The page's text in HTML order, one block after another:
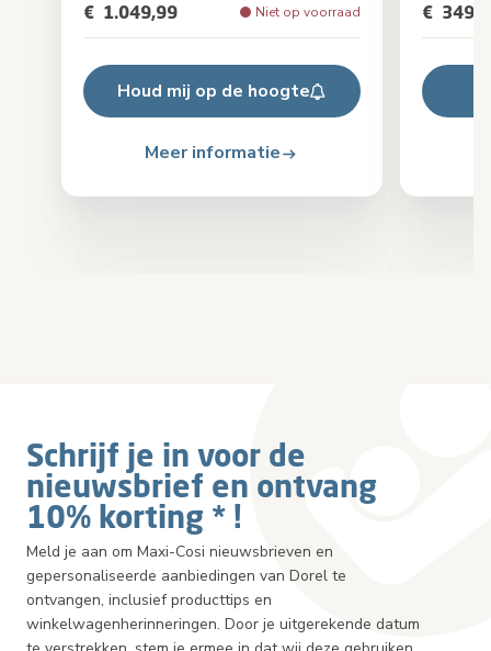
€ 1.049,99 Niet op voorraad
Houd mij op de hoogte
Meer informatie
€
Schrijf je in voor de
nieuwsbrief en ontvang
10% korting * !
Meld je aan om Maxi-Cosi nieuwsbrieven en
gepersonaliseerde aanbiedingen van Dorel te
ontvangen, inclusief producttips en
winkelwagenherinneringen. Door je uitgerekende datum